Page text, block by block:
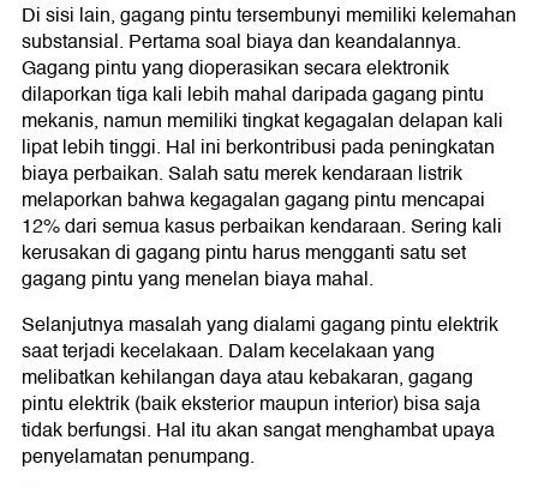
Di sisi lain, gagang pintu tersembunyi memiliki kelemahan
substansial. Pertama soal biaya dan keandalannya.
Gagang pintu yang dioperasikan secara elektronik
dilaporkan tiga kali lebih mahal daripada gagang pintu
mekanis, namun memiliki tingkat kegagalan delapan kali
lipat lebih tinggi. Hal ini berkontribusi pada peningkatan
biaya perbaikan. Salah satu merek kendaraan listrik
melaporkan bahwa kegagalan gagang pintu mencapai
12% dari semua kasus perbaikan kendaraan. Sering kali
kerusakan di gagang pintu harus mengganti satu set
gagang pintu yang menelan biaya mahal.
Selanjutnya masalah yang dialami gagang pintu elektrik
saat terjadi kecelakaan. Dalam kecelakaan yang
melibatkan kehilangan daya atau kebakaran, gagang
pintu elektrik (baik eksterior maupun interior) bisa saja
tidak berfungsi. Hal itu akan sangat menghambat upaya
penyelamatan penumpang.